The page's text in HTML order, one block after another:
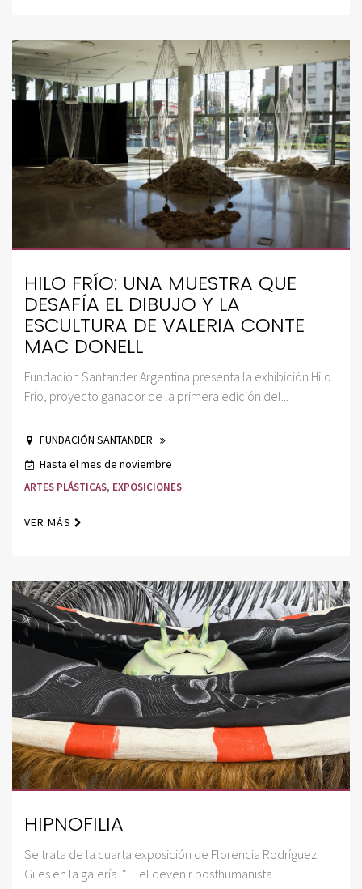
HILO FRÍO: UNA MUESTRA QUE
DESAFÍA EL DIBUJO Y LA
ESCULTURA DE VALERIA CONTE
MAC DONELL
Fundación Santander Argentina presenta la exhibición Hilo
Frío, proyecto ganador de la primera edición del...
FUNDACIÓN SANTANDER
Hasta el mes de noviembre
ARTES PLÁSTICAS, EXPOSICIONES
VER MÁS
HIPNOFILIA
Se trata de la cuarta exposición de Florencia Rodríguez
Giles en la galería. “…el devenir posthumanista...